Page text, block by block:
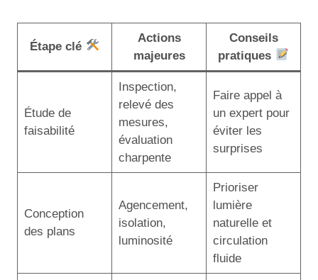
Étape clé
Actions
majeures
Conseils
pratiques
Étude de
faisabilité
Inspection,
relevé des
mesures,
évaluation
charpente
Faire appel à
un expert pour
éviter les
surprises
Conception
des plans
Agencement,
isolation,
luminosité
Prioriser
lumière
naturelle et
circulation
fluide